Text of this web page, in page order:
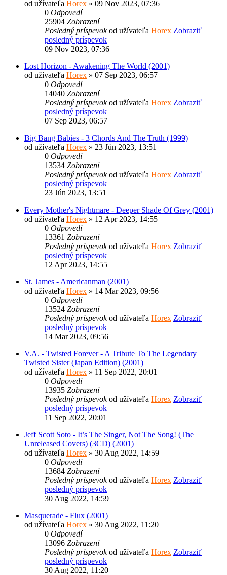
od užívateľa Horex » 09 Nov 2023, 07:36
0 Odpovedí
25904 Zobrazení
Posledný príspevokod užívateľa Horex Zobraziť
posledný príspevok
09 Nov 2023, 07:36
Lost Horizon - Awakening The World (2001)
od užívateľa Horex » 07 Sep 2023, 06:57
0 Odpovedí
14040 Zobrazení
Posledný príspevokod užívateľa Horex Zobraziť
posledný príspevok
07 Sep 2023, 06:57
Big Bang Babies - 3 Chords And The Truth (1999)
od užívateľa Horex » 23 Jún 2023, 13:51
0 Odpovedí
13534 Zobrazení
Posledný príspevokod užívateľa Horex Zobraziť
posledný príspevok
23 Jún 2023, 13:51
Every Mother's Nightmare - Deeper Shade Of Grey (2001)
od užívateľa Horex » 12 Apr 2023, 14:55
0 Odpovedí
13361 Zobrazení
Posledný príspevokod užívateľa Horex Zobraziť
posledný príspevok
12 Apr 2023, 14:55
St. James - Americanman (2001)
od užívateľa Horex » 14 Mar 2023, 09:56
0 Odpovedí
13524 Zobrazení
Posledný príspevokod užívateľa Horex Zobraziť
posledný príspevok
14 Mar 2023, 09:56
V.A. - Twisted Forever - A Tribute To The Legendary
Twisted Sister (Japan Edition) (2001)
od užívateľa Horex » 11 Sep 2022, 20:01
0 Odpovedí
13935 Zobrazení
Posledný príspevokod užívateľa Horex Zobraziť
posledný príspevok
11 Sep 2022, 20:01
Jeff Scott Soto - It’s The Singer, Not The Song! (The
Unreleased Covers) (3CD) (2001)
od užívateľa Horex » 30 Aug 2022, 14:59
0 Odpovedí
13684 Zobrazení
Posledný príspevokod užívateľa Horex Zobraziť
posledný príspevok
30 Aug 2022, 14:59
Masquerade - Flux (2001)
od užívateľa Horex » 30 Aug 2022, 11:20
0 Odpovedí
13096 Zobrazení
Posledný príspevokod užívateľa Horex Zobraziť
posledný príspevok
30 Aug 2022, 11:20